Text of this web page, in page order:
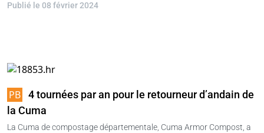
Publié le 08 février 2024
4 tournées par an pour le retourneur d’andain de
la Cuma
La Cuma de compostage départementale, Cuma Armor Compost, a